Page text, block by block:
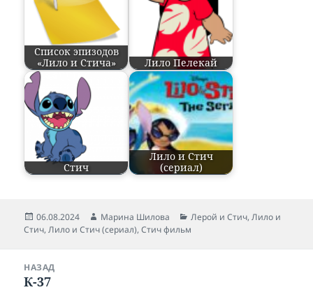
Список эпизодов
«Лило и Стича»
Лило Пелекай
Стич
Лило и Стич
(сериал)
Опубликовано
06.08.2024 Автор
Марина Шилова Рубрики
Лерой и Стич,Лило и
Стич,Лило и Стич (сериал),Стич фильм
записям
НАЗАД
Предыдущая
К-37